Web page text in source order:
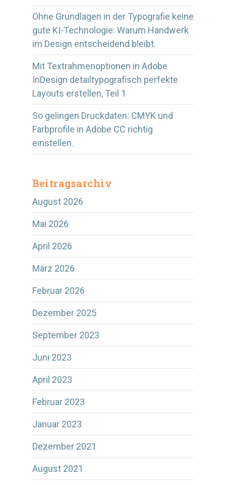
Ohne Grundlagen in der Typografie keine
gute KI-Technologie: Warum Handwerk
im Design entscheidend bleibt.
Mit Textrahmenoptionen in Adobe
InDesign detailtypografisch perfekte
Layouts erstellen, Teil 1
So gelingen Druckdaten: CMYK und
Farbprofile in Adobe CC richtig
einstellen.
Beitragsarchiv
August 2026
Mai 2026
April 2026
März 2026
Februar 2026
Dezember 2025
September 2023
Juni 2023
April 2023
Februar 2023
Januar 2023
Dezember 2021
August 2021